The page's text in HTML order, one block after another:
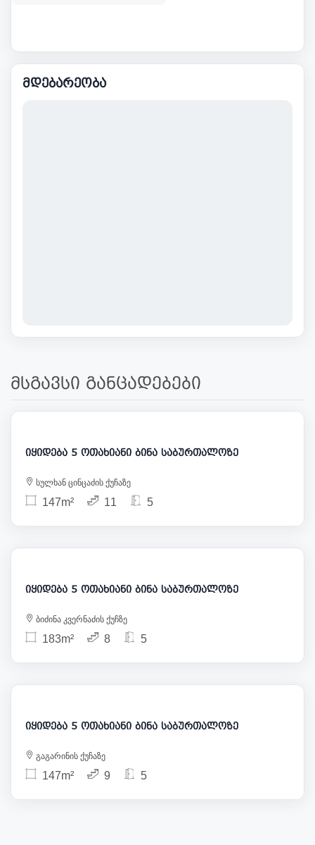
მდებარეობა
მსგავსი განცადებები
287 000
იყიდება 5 ოთახიანი ბინა საბურთალოზე
სულხან ცინცაძის ქუჩაზე
147m² 11 5
350 000
იყიდება 5 ოთახიანი ბინა საბურთალოზე
ბიძინა კვერნაძის ქუჩზე
183m² 8 5
330 000
იყიდება 5 ოთახიანი ბინა საბურთალოზე
გაგარინის ქუჩაზე
147m² 9 5